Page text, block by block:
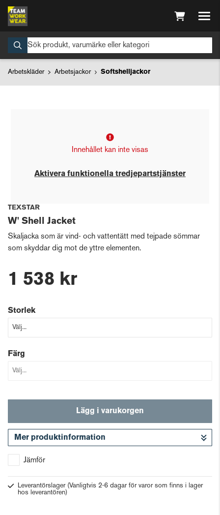
Arbetskläder Arbetsjackor Softshelljackor
Innehållet kan inte visas
Aktivera funktionella tredjepartstjänster
TEXSTAR
W' Shell Jacket
Skaljacka som är vind- och vattentätt med tejpade sömmar
som skyddar dig mot de yttre elementen.
1 538 kr
Storlek
Färg
Lägg i varukorgen
Mer produktinformation
Jämför
Leverantörslager (Vanligtvis 2-6 dagar för varor som finns i lager
hos leverantören)